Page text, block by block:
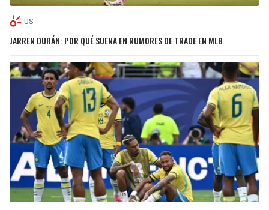
US
JARREN DURÁN: POR QUÉ SUENA EN RUMORES DE TRADE EN MLB